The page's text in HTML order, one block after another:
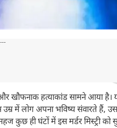
खौफनाक हत्याकांड सामने आया है।
में लोग अपना भविष्य संवारते हैं,
कुछ ही घंटों में इस मर्डर मिस्ट्री को